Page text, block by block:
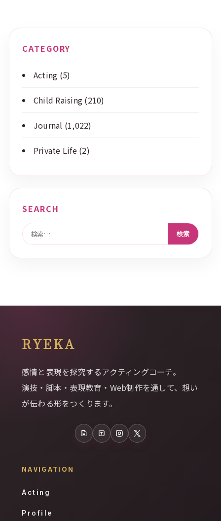
CATEGORY
Acting (5)
Child Raising (210)
Journal (1,022)
Private Life(2)
SEARCH
検索:
RYEKA
感情と表現を探究するアクティングコーチ。
演技・脚本・表現教育・Web制作を通して、想い
が伝わる形をつくります。
note TalesInstagram
X
NAVIGATION
Acting
Profile